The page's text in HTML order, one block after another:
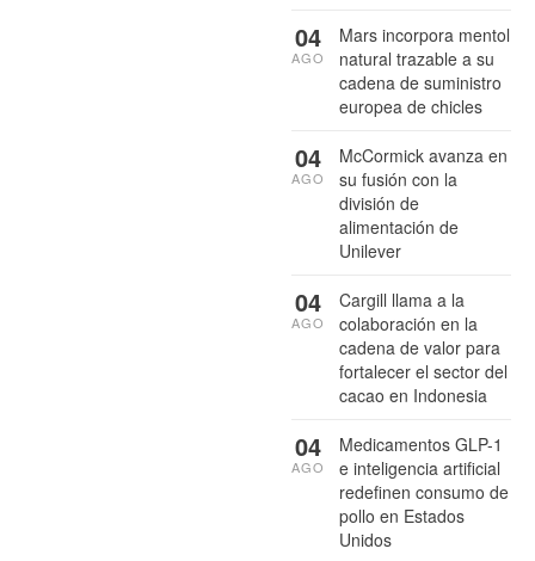
Mars incorpora mentol
natural trazable a su
cadena de suministro
europea de chicles
04
AGO
McCormick avanza en
su fusión con la
división de
alimentación de
Unilever
04
AGO
Cargill llama a la
colaboración en la
cadena de valor para
fortalecer el sector del
cacao en Indonesia
04
AGO
Medicamentos GLP-1
e inteligencia artificial
redefinen consumo de
pollo en Estados
Unidos
04
AGO